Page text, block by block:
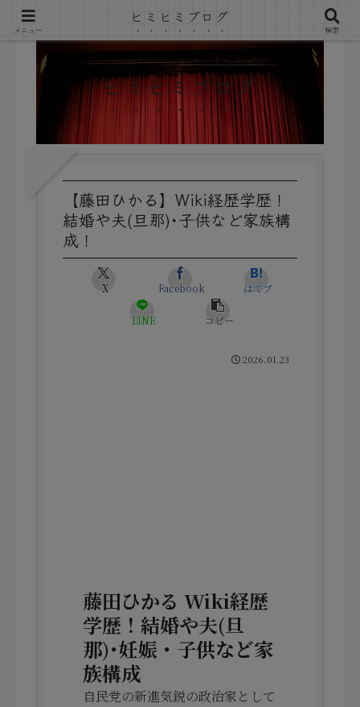
ヒミヒミブログ
【藤田ひかる】Wiki経歴学歴！
結婚や夫(旦那)･子供など家族構
成！
X Facebook はてブ
LINE コピー
2026.01.23
藤田ひかる Wiki経歴
学歴！結婚や夫(旦
那)･妊娠・子供など家
族構成
自民党の新進気鋭の政治家として
メニュー
ヒミヒミブログ
検索